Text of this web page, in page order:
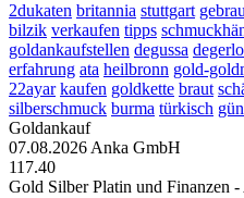
2dukaten britannia stuttgart
bilzik verkaufen tipps
goldankaufstellen degussa
erfahrung ata heilbronn gold-
22ayar kaufen goldkette braut
silberschmuck burma türkisch
Goldankauf
07.08.2026 Anka GmbH
117.40
Gold Silber Platin und Finanzen -